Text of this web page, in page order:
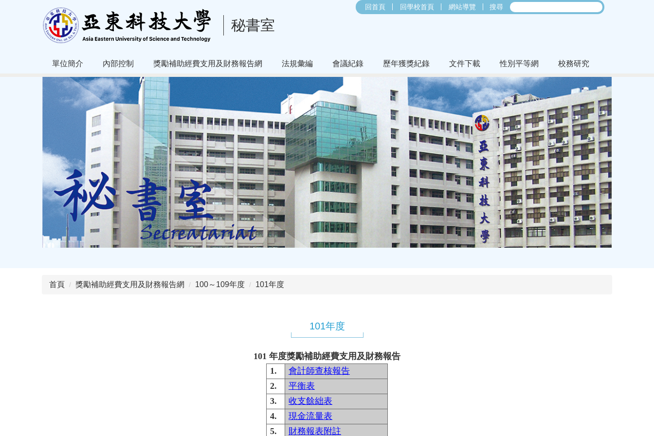
秘書室
回首頁 回學校首頁 網站導覽 搜尋
單位簡介 內部控制 獎勵補助經費支用及財務報告網 法規彙編 會議紀錄 歷年獲獎紀錄 文件下載 性別平等網 校務研究
首頁 獎勵補助經費支用及財務報告網 100～109年度 101年度
101年度
101 年度獎勵補助經費支用及財務報告
1.
會計師查核報告
2.
平衡表
3.
收支餘絀表
4.
現金流量表
5.
財務報表附註